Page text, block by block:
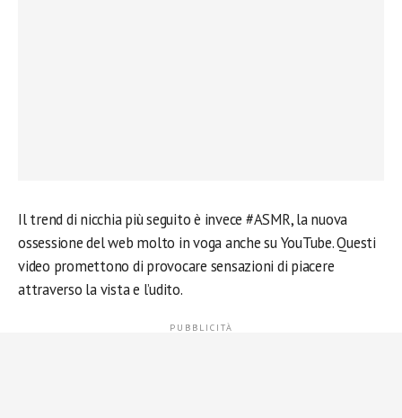
Il trend di nicchia più seguito è invece #ASMR, la nuova
ossessione del web molto in voga anche su YouTube. Questi
video promettono di provocare sensazioni di piacere
attraverso la vista e l’udito.